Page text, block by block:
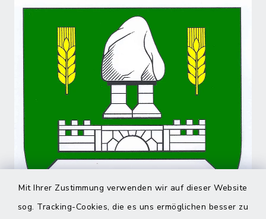
Mit Ihrer Zustimmung verwenden wir auf dieser Website
sog. Tracking-Cookies, die es uns ermöglichen besser zu